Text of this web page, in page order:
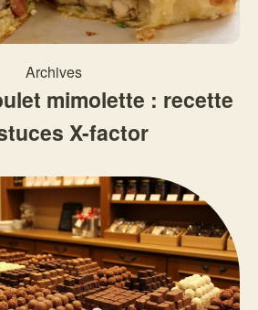
Archives
mimolette : recette
X-factor